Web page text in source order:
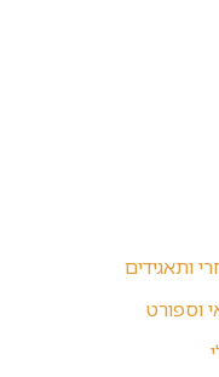
ותאגידים
וספורט